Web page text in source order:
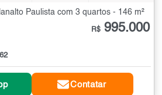
Paulista com 3 quartos - 146 m²
R$ 995.000
Contatar